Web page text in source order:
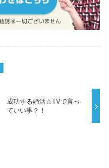
成功する婚活☆TVで言っ
ていい事？！